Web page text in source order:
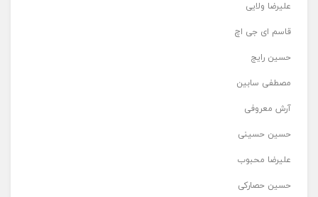
علیرضا ولایی
قاسم ای جی اچ
حسین رایج
مصطفی سابین
آرش معروفی
حسین حسینی
علیرضا محبوب
حسین حصارکی